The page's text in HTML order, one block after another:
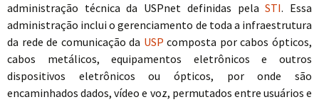
administração técnica da USPnet definidas pelaSTI. Essa
administração inclui o gerenciamento de toda a infraestrutura
da rede de comunicação da USP composta por cabos ópticos,
cabos metálicos, equipamentos eletrônicos e outros
dispositivos eletrônicos ou ópticos, por onde são
encaminhados dados, vídeo e voz, permutados entre usuários e